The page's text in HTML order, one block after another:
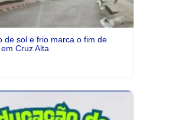
de sol e frio marca o fim de
Cruz Alta